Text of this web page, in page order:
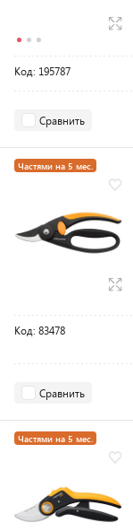
Код: 195787
Сравнить
Частями на 5 мес.
Код: 83478
Сравнить
Частями на 5 мес.